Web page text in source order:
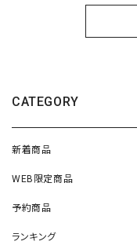
CATEGORY
新着商品
WEB限定商品
予約商品
ランキング